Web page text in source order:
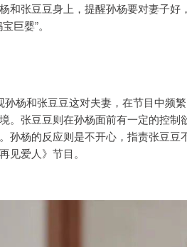
和张豆豆身上，提醒孙杨要对妻子
巨婴”。
孙杨和张豆豆这对夫妻，在节目中频
。张豆豆则在孙杨面前有一定的控
孙杨的反应则是不开心，指责张豆
见爱人》节目。